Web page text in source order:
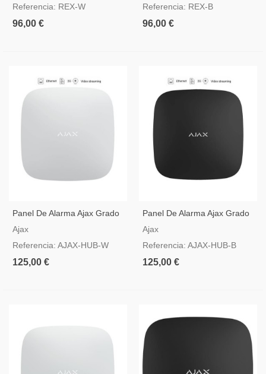
Referencia: REX-W
96,00 €
Referencia: REX-B
96,00 €
Panel De Alarma Ajax Grado
2 Blanco
Ajax
Referencia: AJAX-HUB-W
125,00 €
Panel De Alarma Ajax Grado
2 En Color Negro
Ajax
Referencia: AJAX-HUB-B
125,00 €